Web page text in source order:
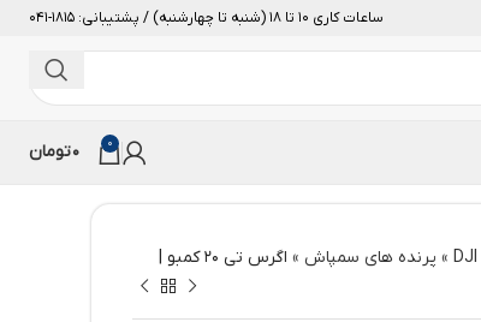
ساعات کاری 10 تا 18 (شنبه تا چهارشنبه) / پشتیبانی: 1815-041
0
0تومان
» پرنده های سمپاش»
اگرس تی 20 کمبو |